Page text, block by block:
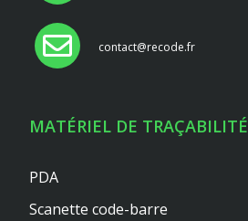
contact@recode.fr
MATÉRIEL DE TRAÇABILITÉ
PDA
Scanette code-barre